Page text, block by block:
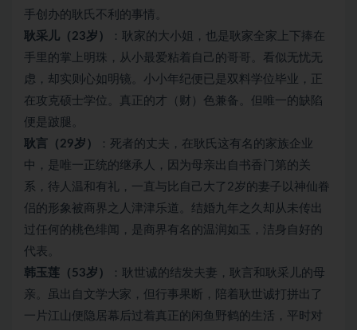
手创办的耿氏不利的事情。
耿采儿（23岁）
：耿家的大小姐，也是耿家全家上下捧在
手里的掌上明珠，从小最爱粘着自己的哥哥。看似无忧无
虑，却实则心如明镜。小小年纪便已是双料学位毕业，正
在攻克硕士学位。真正的才（财）色兼备。但唯一的缺陷
便是跛腿。
耿言（29岁）
：死者的丈夫，在耿氏这有名的家族企业
中，是唯一正统的继承人，因为母亲出自书香门第的关
系，待人温和有礼，一直与比自己大了2岁的妻子以神仙眷
侣的形象被商界之人津津乐道。结婚九年之久却从未传出
过任何的桃色绯闻，是商界有名的温润如玉，洁身自好的
代表。
韩玉莲（53岁）
：耿世诚的结发夫妻，耿言和耿采儿的母
亲。虽出自文学大家，但行事果断，陪着耿世诚打拼出了
一片江山便隐居幕后过着真正的闲鱼野鹤的生活，平时对